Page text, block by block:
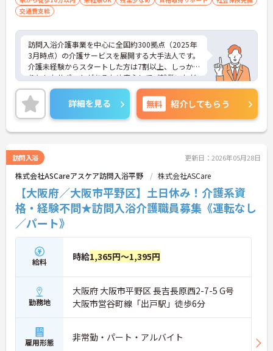
交通費支給
訪問入浴介護事業を中心に全国約300拠点（2025年
3月時点）の介護サービスを展開する大手法人です。
介護未経験からスタートした方は7割以上、しっか
りとしたサポートがあるため安心してご就業いただ
けます。お風呂に入れなくて困っている方に、手を
差し伸べてあげられるとてもやりがいのあるお仕事
です。ご興味ある方には、面接対策ポイントなど、
さらに詳細をお話しいたしますのでお気軽にご相談
ください！
詳細を見る 無料 紹介してもらう
訪問入浴 更新日：2026年05月28日
株式会社ASCareアスケア訪問入浴平野 株式会社ASCare
【大阪府／大阪市平野区】土日休み！介護系資
格・経験不問★訪問入浴介護職員募集《運転なし
／パート》
給料 時給1,365円～1,395円
勤務地
大阪府 大阪市平野区 長吉長原西2-7-5 G号
大阪市営谷町線「出戸駅」徒歩6分
雇用形態 非常勤・パート・アルバイト